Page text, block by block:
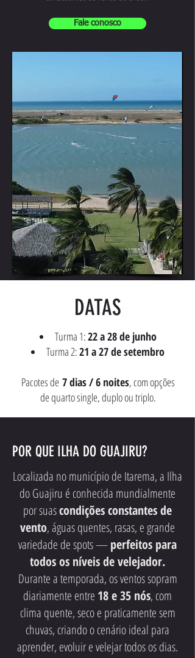
Fale conosco
DATAS
Turma 1:22 a 28 de junho
Turma 2:21 a 27 de setembro
Pacotes de7 dias / 6 noites, com opções
de quarto single, duplo ou triplo.
POR QUE ILHA DO GUAJIRU?
Localizada no município de Itarema, a Ilha
do Guajiru é conhecida mundialmente
por suascondições constantes de
vento, águas quentes, rasas, e grande
variedade de spots —perfeitos para
todos os níveis de velejador.
Durante a temporada, os ventos sopram
diariamente entre 18 e 35 nós, com
clima quente, seco e praticamente sem
chuvas, criando o cenário ideal para
aprender, evoluir e velejar todos os dias.